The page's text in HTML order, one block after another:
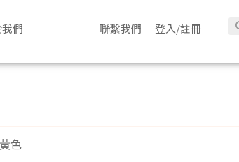
聯繫我們 登入/註冊
們
黃色